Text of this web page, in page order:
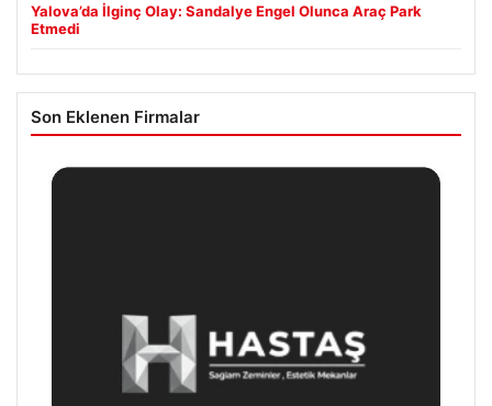
Yalova’da İlginç Olay: Sandalye Engel Olunca Araç Park
Etmedi
Son Eklenen Firmalar